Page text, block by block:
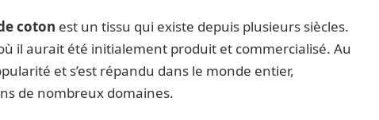
coton est un tissu qui existe depuis plusieurs siècles.
il aurait été initialement produit et commercialisé. Au
et s’est répandu dans le monde entier,
de nombreux domaines.